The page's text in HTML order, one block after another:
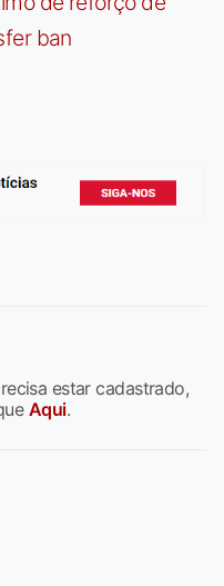
ban
estar cadastrado,
Aqui.